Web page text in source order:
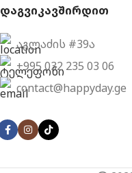
დაგვიკავშირდით
აგლაძის #39ა
+995 032 235 03 06
contact@happyday.ge